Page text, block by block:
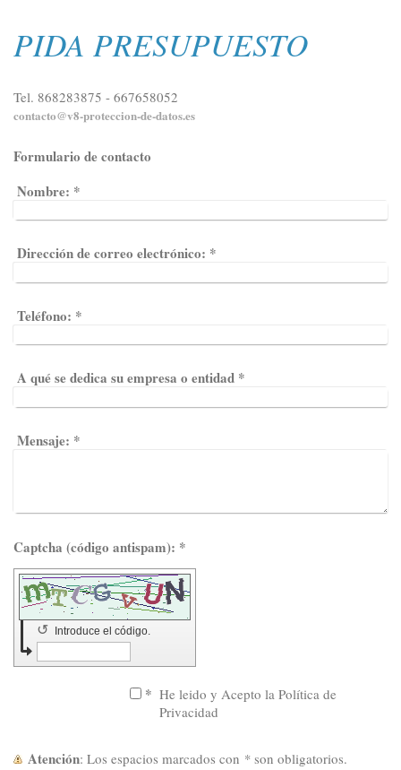
PIDA PRESUPUESTO
Tel. 868283875 - 667658052
contacto@v8-proteccion-de-datos.es
Formulario de contacto
Nombre: *
Dirección de correo electrónico: *
Teléfono: *
A qué se dedica su empresa o entidad *
Mensaje: *
Captcha (código antispam): *
Introduce el código.
↺
* He leido y Acepto la Política de
Privacidad
Atención : Los espacios marcados con * son obligatorios.